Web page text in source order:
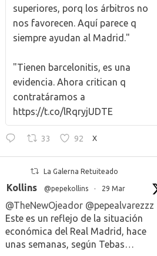
superiores, porq los árbitros no
nos favorecen. Aquí parece q
siempre ayudan al Madrid."
"Tienen barcelonitis, es una
evidencia. Ahora critican q
contratáramos a
https://t.co/lRqryjUDTE
33 92 X
La Galerna Retuiteado
Kollins @pepekollins · 29 Mar
@TheNewOjeador @pepealvarezzz
Este es un reflejo de la situación
económica del Real Madrid, hace
unas semanas, según Tebas…